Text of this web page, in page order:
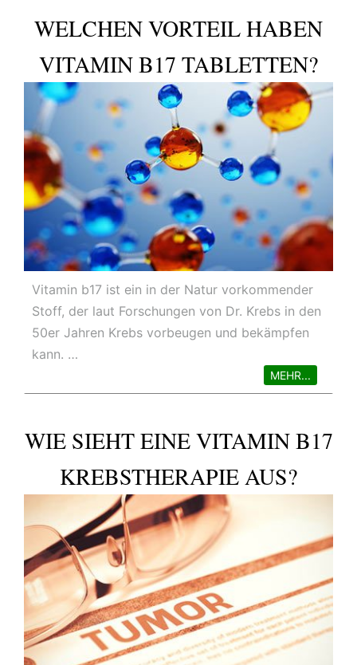
WELCHEN VORTEIL HABEN
VITAMIN B17 TABLETTEN?
Vitamin b17 ist ein in der Natur vorkommender
Stoff, der laut Forschungen von Dr. Krebs in den
50er Jahren Krebs vorbeugen und bekämpfen
kann. …
MEHR...
WIE SIEHT EINE VITAMIN B17
KREBSTHERAPIE AUS?